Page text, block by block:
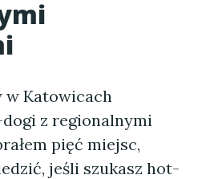
w Katowicach
z regionalnymi
pięć miejsc,
jeśli szukasz hot-